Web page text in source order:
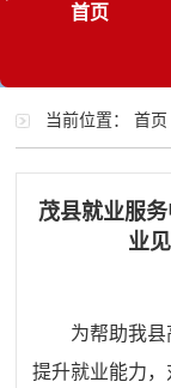
首页
当前位置：首页
茂县就业服
业
为帮助我县
提升就业能力